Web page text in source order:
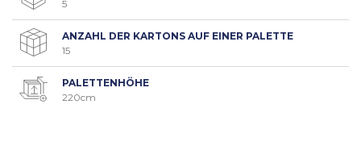
5
ANZAHL DER KARTONS AUF EINER PALETTE
15
PALETTENHÖHE
220cm